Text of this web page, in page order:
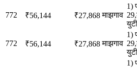
772 ₹56,144 ₹27,868 माझगाव
1)
772 ₹56,144 ₹27,868 माझगाव
1)
1)